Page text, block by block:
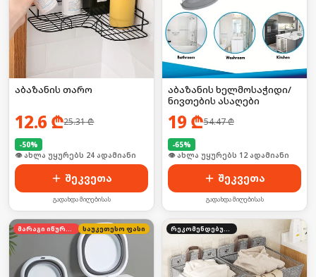
აბაზანის თარო
12.6 ₾25.31₾
-50%
👁 ახლა უყურებს 24 ადამიანი
შეკვეთა
გადახდა მიღებისას
აბაზანის ხელმოსაჭიდი/
ნივთების ასაღები
19 ₾54.47₾
-65%
👁 ახლა უყურებს 12 ადამიანი
შეკვეთა
გადახდა მიღებისას
მარაგი იწურება საუკეთესო ფასი რეკომენდებული